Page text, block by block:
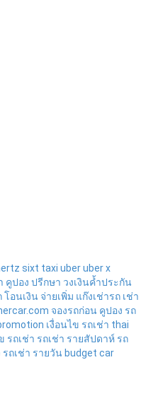
sixt taxi uber uber x
คูปอง ปรีกษา วงเงินค้ำประกัน
โอนเงิน จ่ายเพิ่ม แก๊งเช่ารถ เช่า
จองรถก่อน คูปอง รถ
เงื่อนไข รถเช่า thai
รถเช่า รถเช่า รายสัปดาห์ รถ
รถเช่า รายวัน budget car